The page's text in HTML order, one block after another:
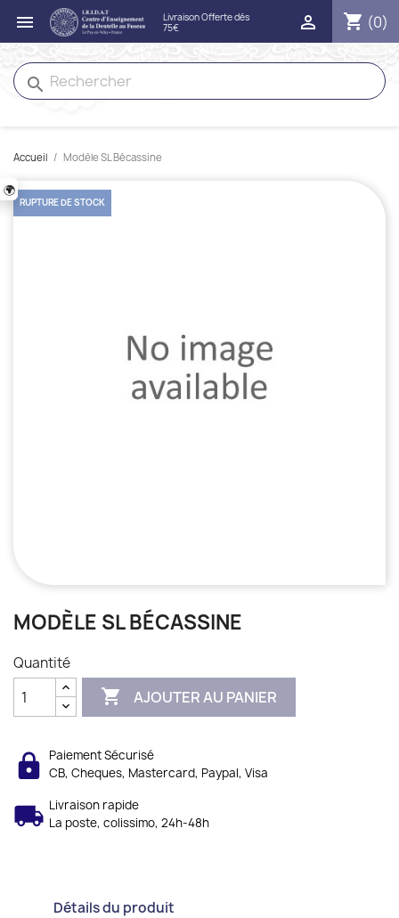
🌍
 shopping_cart (0)

search
Accueil Modèle SL Bécassine
RUPTURE DE STOCK
MODÈLE SL BÉCASSINE
Quantité
 AJOUTER AU PANIER
Paiement Sécurisé
CB, Cheques, Mastercard, Paypal, Visa
Livraison rapide
La poste, colissimo, 24h-48h
Détails du produit